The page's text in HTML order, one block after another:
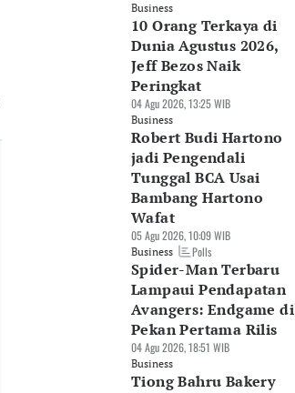
Business
10 Orang Terkaya di
Dunia Agustus 2026,
Jeff Bezos Naik
Peringkat
04 Agu 2026, 13:25 WIB
Business
Robert Budi Hartono
jadi Pengendali
Tunggal BCA Usai
Bambang Hartono
Wafat
05 Agu 2026, 10:09 WIB
Business Polls
Spider-Man Terbaru
Lampaui Pendapatan
Avangers: Endgame di
Pekan Pertama Rilis
04 Agu 2026, 18:51 WIB
Business
Tiong Bahru Bakery